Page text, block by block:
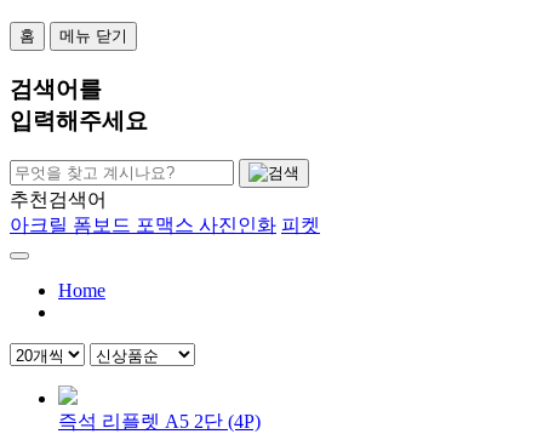
홈 메뉴 닫기
검색어 를
입력해주세요
추천검색어
아크릴 폼보드 포맥스 사진인화 피켓
Home
즉석 리플렛 A5 2단 (4P)